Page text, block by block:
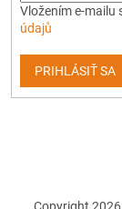
Vložením e-mailu
údajů
PRIHLÁSIŤ SA
Copyright 2026